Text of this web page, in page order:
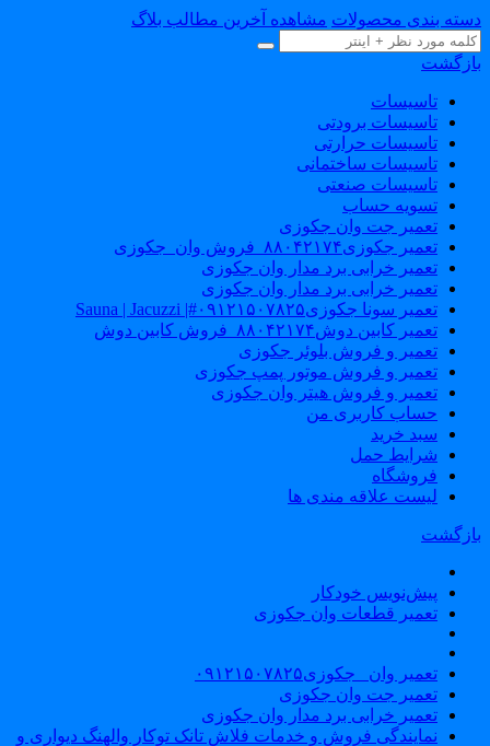
بندی محصولات مشاهده آخرین مطالب بلاگ
تاسیسات
تاسیسات برودتی
تاسیسات حرارتی
تاسیسات ساختمانی
تاسیسات صنعتی
تسویه حساب
تعمیر جت وان جکوزی
تعمیر جکوزی۸۸۰۴۲۱۷۴_فروش وان_جکوزی
تعمیر خرابی برد مدار وان جکوزی
تعمیر خرابی برد مدار وان جکوزی
تعمیر سونا جکوزی۰۹۱۲۱۵۰۷۸۲۵#| Sauna | Jacuzzi
تعمیر کابین دوش۸۸۰۴۲۱۷۴_فروش کابین دوش
تعمیر و فروش بلوئر جکوزی
تعمیر و فروش موتور پمپ جکوزی
تعمیر و فروش هیتر وان جکوزی
حساب کاربری من
سبد خرید
شرایط حمل
فروشگاه
لیست علاقه مندی ها
پیش‌نویس خودکار
تعمیر قطعات وان جکوزی
تعمیر وان _جکوزی۰۹۱۲۱۵۰۷۸۲۵
تعمیر جت وان جکوزی
تعمیر خرابی برد مدار وان جکوزی
نمایندگی فروش و خدمات فلاش تانک توکار والهنگ دیواری و